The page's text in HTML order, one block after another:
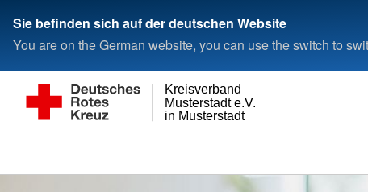
Sie befinden sich auf der deutschen Website
You are on the German website, you can use the switch to
in Musterstadt
Musterstadt e.V.
Kreisverband